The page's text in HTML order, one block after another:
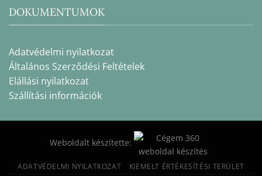
DOKUMENTUMOK
Adatvédelmi nyilatkozat
Általános Szerződési Feltételek
Elállási nyilatkozat
Szállítási információk
Weboldalt készítette:
ADATVÉDELMI NYILATKOZAT KIEMELT ÉRTÉKESÍTÉSI TERÜLET